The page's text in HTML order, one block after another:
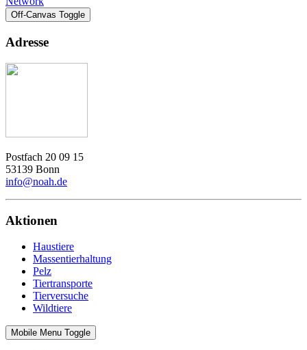
Off-Canvas Toggle
Adresse
Postfach 20 09 15
53139 Bonn
info@noah.de
Aktionen
Haustiere
Massentierhaltung
Pelz
Tiertransporte
Tierversuche
Wildtiere
Mobile Menu Toggle